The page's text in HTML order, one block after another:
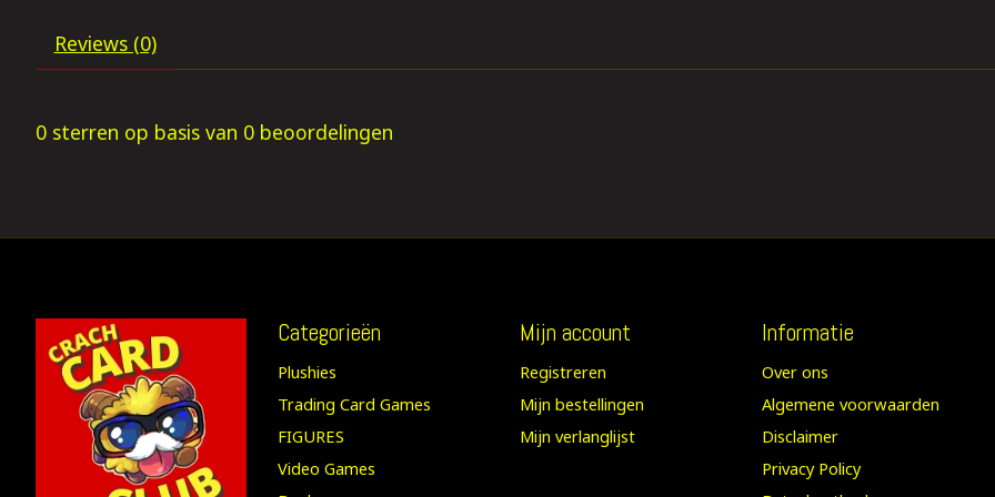
Reviews (0)
0 sterren op basis van 0 beoordelingen
Categorieën
Plushies
Trading Card Games
FIGURES
Video Games
Mijn account
Registreren
Mijn bestellingen
Mijn verlanglijst
Informatie
Over ons
Algemene voorwaarden
Disclaimer
Privacy Policy